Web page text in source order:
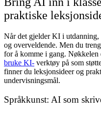
praktiske
Når det gjelder KI i utdanning,
og overveldende. Men du
for å komme i gang. Nøkkelen
bruke KI- verktøy på som
finner du leksjonsideer og
undervisningsmål.
Språkkunst: AI som